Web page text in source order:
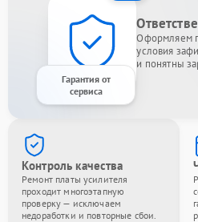
Гарантия от
сервиса
Оформляем
условия
и понятны
Контроль качества
Ремонт платы усилителя
проходит многоэтапную
проверку — исключаем
недоработки и повторные сбои.